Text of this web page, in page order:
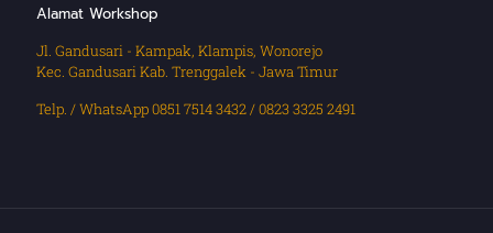
Alamat Workshop
Jl. Gandusari - Kampak, Klampis, Wonorejo
Kec. Gandusari Kab. Trenggalek - Jawa Timur
Telp. / WhatsApp 0851 7514 3432 / 0823 3325 2491